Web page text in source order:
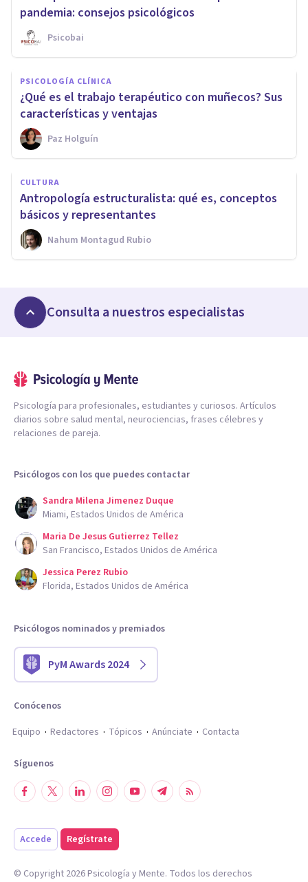
pandemia: consejos psicológicos
Psicobai
PSICOLOGÍA CLÍNICA
¿Qué es el trabajo terapéutico con muñecos? Sus
características y ventajas
Paz Holguín
CULTURA
Antropología estructuralista: qué es, conceptos
básicos y representantes
Nahum Montagud Rubio
Consulta a nuestros especialistas
Psicología para profesionales, estudiantes y curiosos. Artículos
diarios sobre salud mental, neurociencias, frases célebres y
relaciones de pareja.
Psicólogos con los que puedes contactar
Sandra Milena Jimenez Duque
Miami, Estados Unidos de América
Maria De Jesus Gutierrez Tellez
San Francisco, Estados Unidos de América
Jessica Perez Rubio
Florida, Estados Unidos de América
Psicólogos nominados y premiados
PyM Awards 2024
Conócenos
Equipo
Redactores Tópicos Anúnciate Contacta
Síguenos
Accede Regístrate
© Copyright 2026Psicología y Mente. Todos los derechos